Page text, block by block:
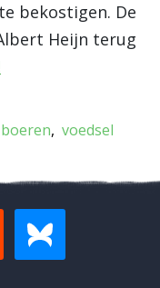
bekostigen. De
Heijn terug
boeren voedsel